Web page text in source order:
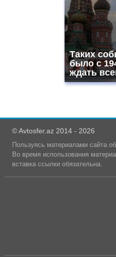
Таких
было с
ждать
© Avtosfer.az 2014 - 2026
Пользуясь материалами сайта
Во время использования
вставка ссылки обязательна.